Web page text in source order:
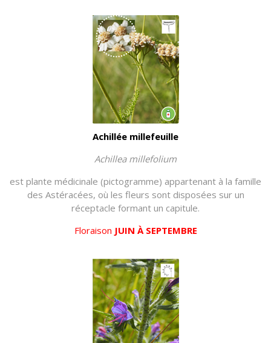
Achillée millefeuille
Achillea millefolium
est plante médicinale (pictogramme) appartenant à la famille
des Astéracées, où les fleurs sont disposées sur un
réceptacle formant un capitule.
Floraison JUIN À SEPTEMBRE